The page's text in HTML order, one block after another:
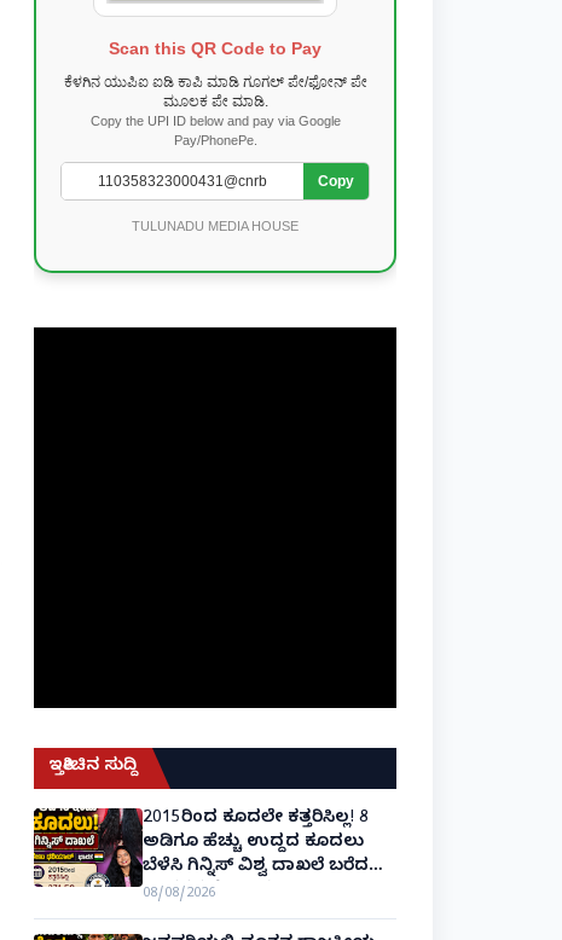
Scan this QR Code to Pay
ಕೆಳಗಿನ ಯುಪಿಐ ಐಡಿ ಕಾಪಿ ಮಾಡಿ ಗೂಗಲ್ ಪೇ/ಫೋನ್ ಪೇ
ಮೂಲಕ ಪೇ ಮಾಡಿ.
Copy the UPI ID below and pay via Google
Pay/PhonePe.
Copy
TULUNADU MEDIA HOUSE
ಇತ್ತೀಚಿನ ಸುದ್ದಿ
2015ರಿಂದ ಕೂದಲೇ ಕತ್ತರಿಸಿಲ್ಲ! 8
ಅಡಿಗೂ ಹೆಚ್ಚು ಉದ್ದದ ಕೂದಲು
ಬೆಳೆಸಿ ಗಿನ್ನಿಸ್ ವಿಶ್ವ ದಾಖಲೆ ಬರೆದ
ಭಾರತದ ರೇಣು ಧರಿಯಾಲ್!
08/08/2026